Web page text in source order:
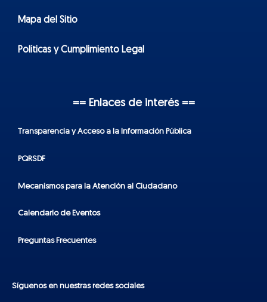
Mapa del Sitio
Políticas y Cumplimiento Legal
== Enlaces de interés ==
Transparencia y Acceso a la Información Pública
PQRSDF
Mecanismos para la Atención al Ciudadano
Calendario de Eventos
Preguntas Frecuentes
Síguenos en nuestras redes sociales